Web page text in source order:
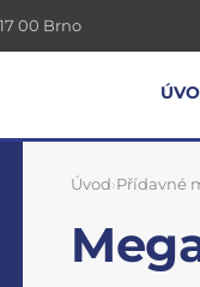
00 Brno
Úvod›Přídavné